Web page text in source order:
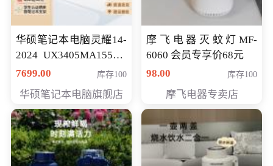
华硕笔记本电脑灵耀14-
2024 UX3405MA155夜
空蓝 oled 智慧轻薄本 会
7699.00 库存100
华硕笔记本电脑旗舰店
摩飞电器灭蚊灯MF-
6060 会员专享价68元
98.00
库存100
摩飞电器专卖店